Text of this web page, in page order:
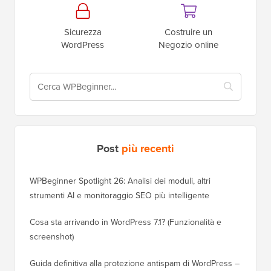
Sicurezza
WordPress
Costruire un
Negozio online
Post più recenti
WPBeginner Spotlight 26: Analisi dei moduli, altri
strumenti AI e monitoraggio SEO più intelligente
Cosa sta arrivando in WordPress 7.1? (Funzionalità e
screenshot)
Guida definitiva alla protezione antispam di WordPress –